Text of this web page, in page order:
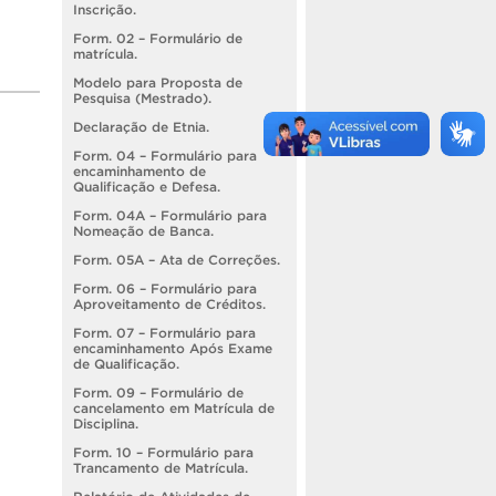
Inscrição.
Form. 02 – Formulário de
matrícula.
Modelo para Proposta de
Pesquisa (Mestrado).
Declaração de Etnia.
Form. 04 – Formulário para
encaminhamento de
Qualificação e Defesa.
Form. 04A – Formulário para
Nomeação de Banca.
Form. 05A – Ata de Correções.
Form. 06 – Formulário para
Aproveitamento de Créditos.
Form. 07 – Formulário para
encaminhamento Após Exame
de Qualificação.
Form. 09 – Formulário de
cancelamento em Matrícula de
Disciplina.
Form. 10 – Formulário para
Trancamento de Matrícula.